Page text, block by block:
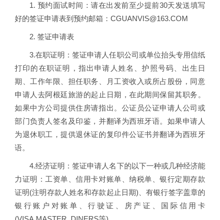
1. 预约面试时间：请在出发前至少提前30天发送填写
好的签证申请表到预约邮箱：CGUANVIS@163.COM
2. 签证申请表
3.在职证明：签证申请人任职公司或单位抬头专用信纸
打印的在职证明，指出申请人姓名、护照号码、出生日
期、工作年限、担任职务、月工资收入或所占股份，同意
申请人去阿根廷旅游的起止日期，在此期间保留其职务。
如果中方公司提供住房请指出。公证员公证申请人公司或
部门负责人签名及印鉴，并翻译为西班牙语。如果申请人
为退休职工，提供退休证的复印件公证书并翻译为西班牙
语。
4.经济证明：签证申请人名下的以下一种或几种经济能
力证明：工资单、信用卡对账单、纳税单、银行定期存款
证明(注明存款人姓名和存款起止日期)、有银行签字盖章的
银行账户对账单、行驶证、房产证、国际信用卡